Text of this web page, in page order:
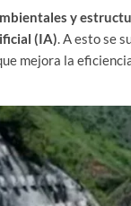
y
(IA). A esto se
mejora la